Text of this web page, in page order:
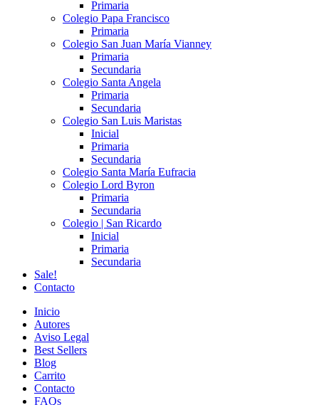
Primaria
Colegio Papa Francisco
Primaria
Colegio San Juan María Vianney
Primaria
Secundaria
Colegio Santa Angela
Primaria
Secundaria
Colegio San Luis Maristas
Inicial
Primaria
Secundaria
Colegio Santa María Eufracia
Colegio Lord Byron
Primaria
Secundaria
Colegio | San Ricardo
Inicial
Primaria
Secundaria
Sale!
Contacto
Inicio
Autores
Aviso Legal
Best Sellers
Blog
Carrito
Contacto
FAQs